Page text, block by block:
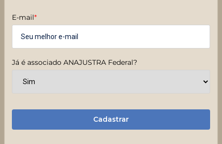
E-mail*
Já é associado ANAJUSTRA Federal?
Cadastrar